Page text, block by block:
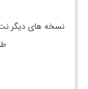
نسخه های دیگر